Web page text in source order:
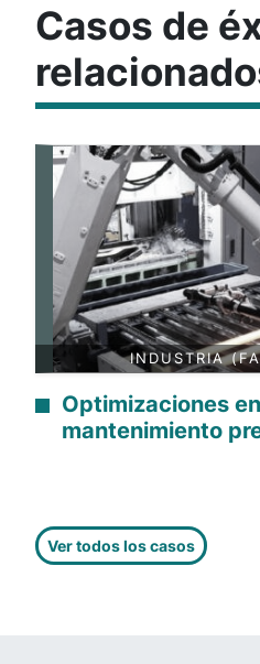
Casos de
INDUSTRIA
Optimizaciones
mantenimiento
Ver todos los casos